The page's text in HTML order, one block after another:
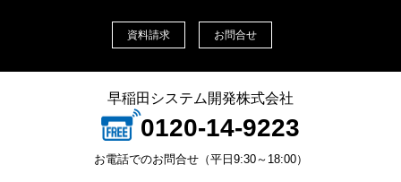
資料請求 お問合せ
早稲田システム開発株式会社
0120-14-9223
お電話でのお問合せ（平日9:30～18:00）